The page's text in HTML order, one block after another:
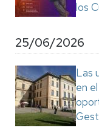
los
25/06/2026
Las
en